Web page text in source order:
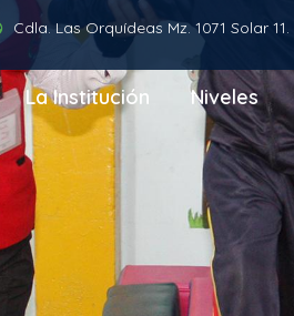
Cdla. Las Orquídeas Mz. 1071 Solar
La Institución Niveles